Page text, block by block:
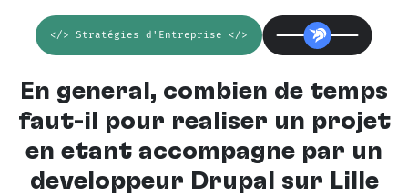
</> Stratégies d'Entreprise </>
En général, combien de temps
faut-il pour réaliser un projet
en étant accompagné par un
développeur Drupal sur Lille